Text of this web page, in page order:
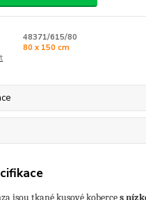
48371/615/80
80 x 150 cm